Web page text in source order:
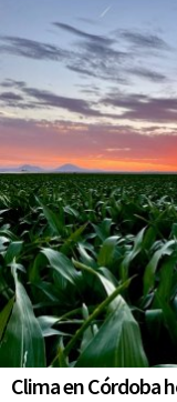
Clima en Córdoba